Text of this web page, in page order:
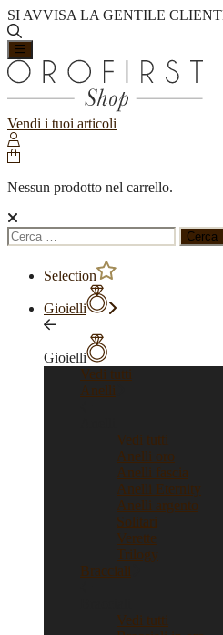
SI AVVISA LA GENTILE
Vendi i tuoi articoli
Nessun prodotto nel carrello.
Ricerca
per:
Selection
Gioielli
Gioielli
Vedi tutti
Anelli
Vedi tutti
Anelli oro
Anelli fascia
Anelli Eternity
Anelli argento
Solitari
Verette
Trilogy
Bracciali
Vedi tutti